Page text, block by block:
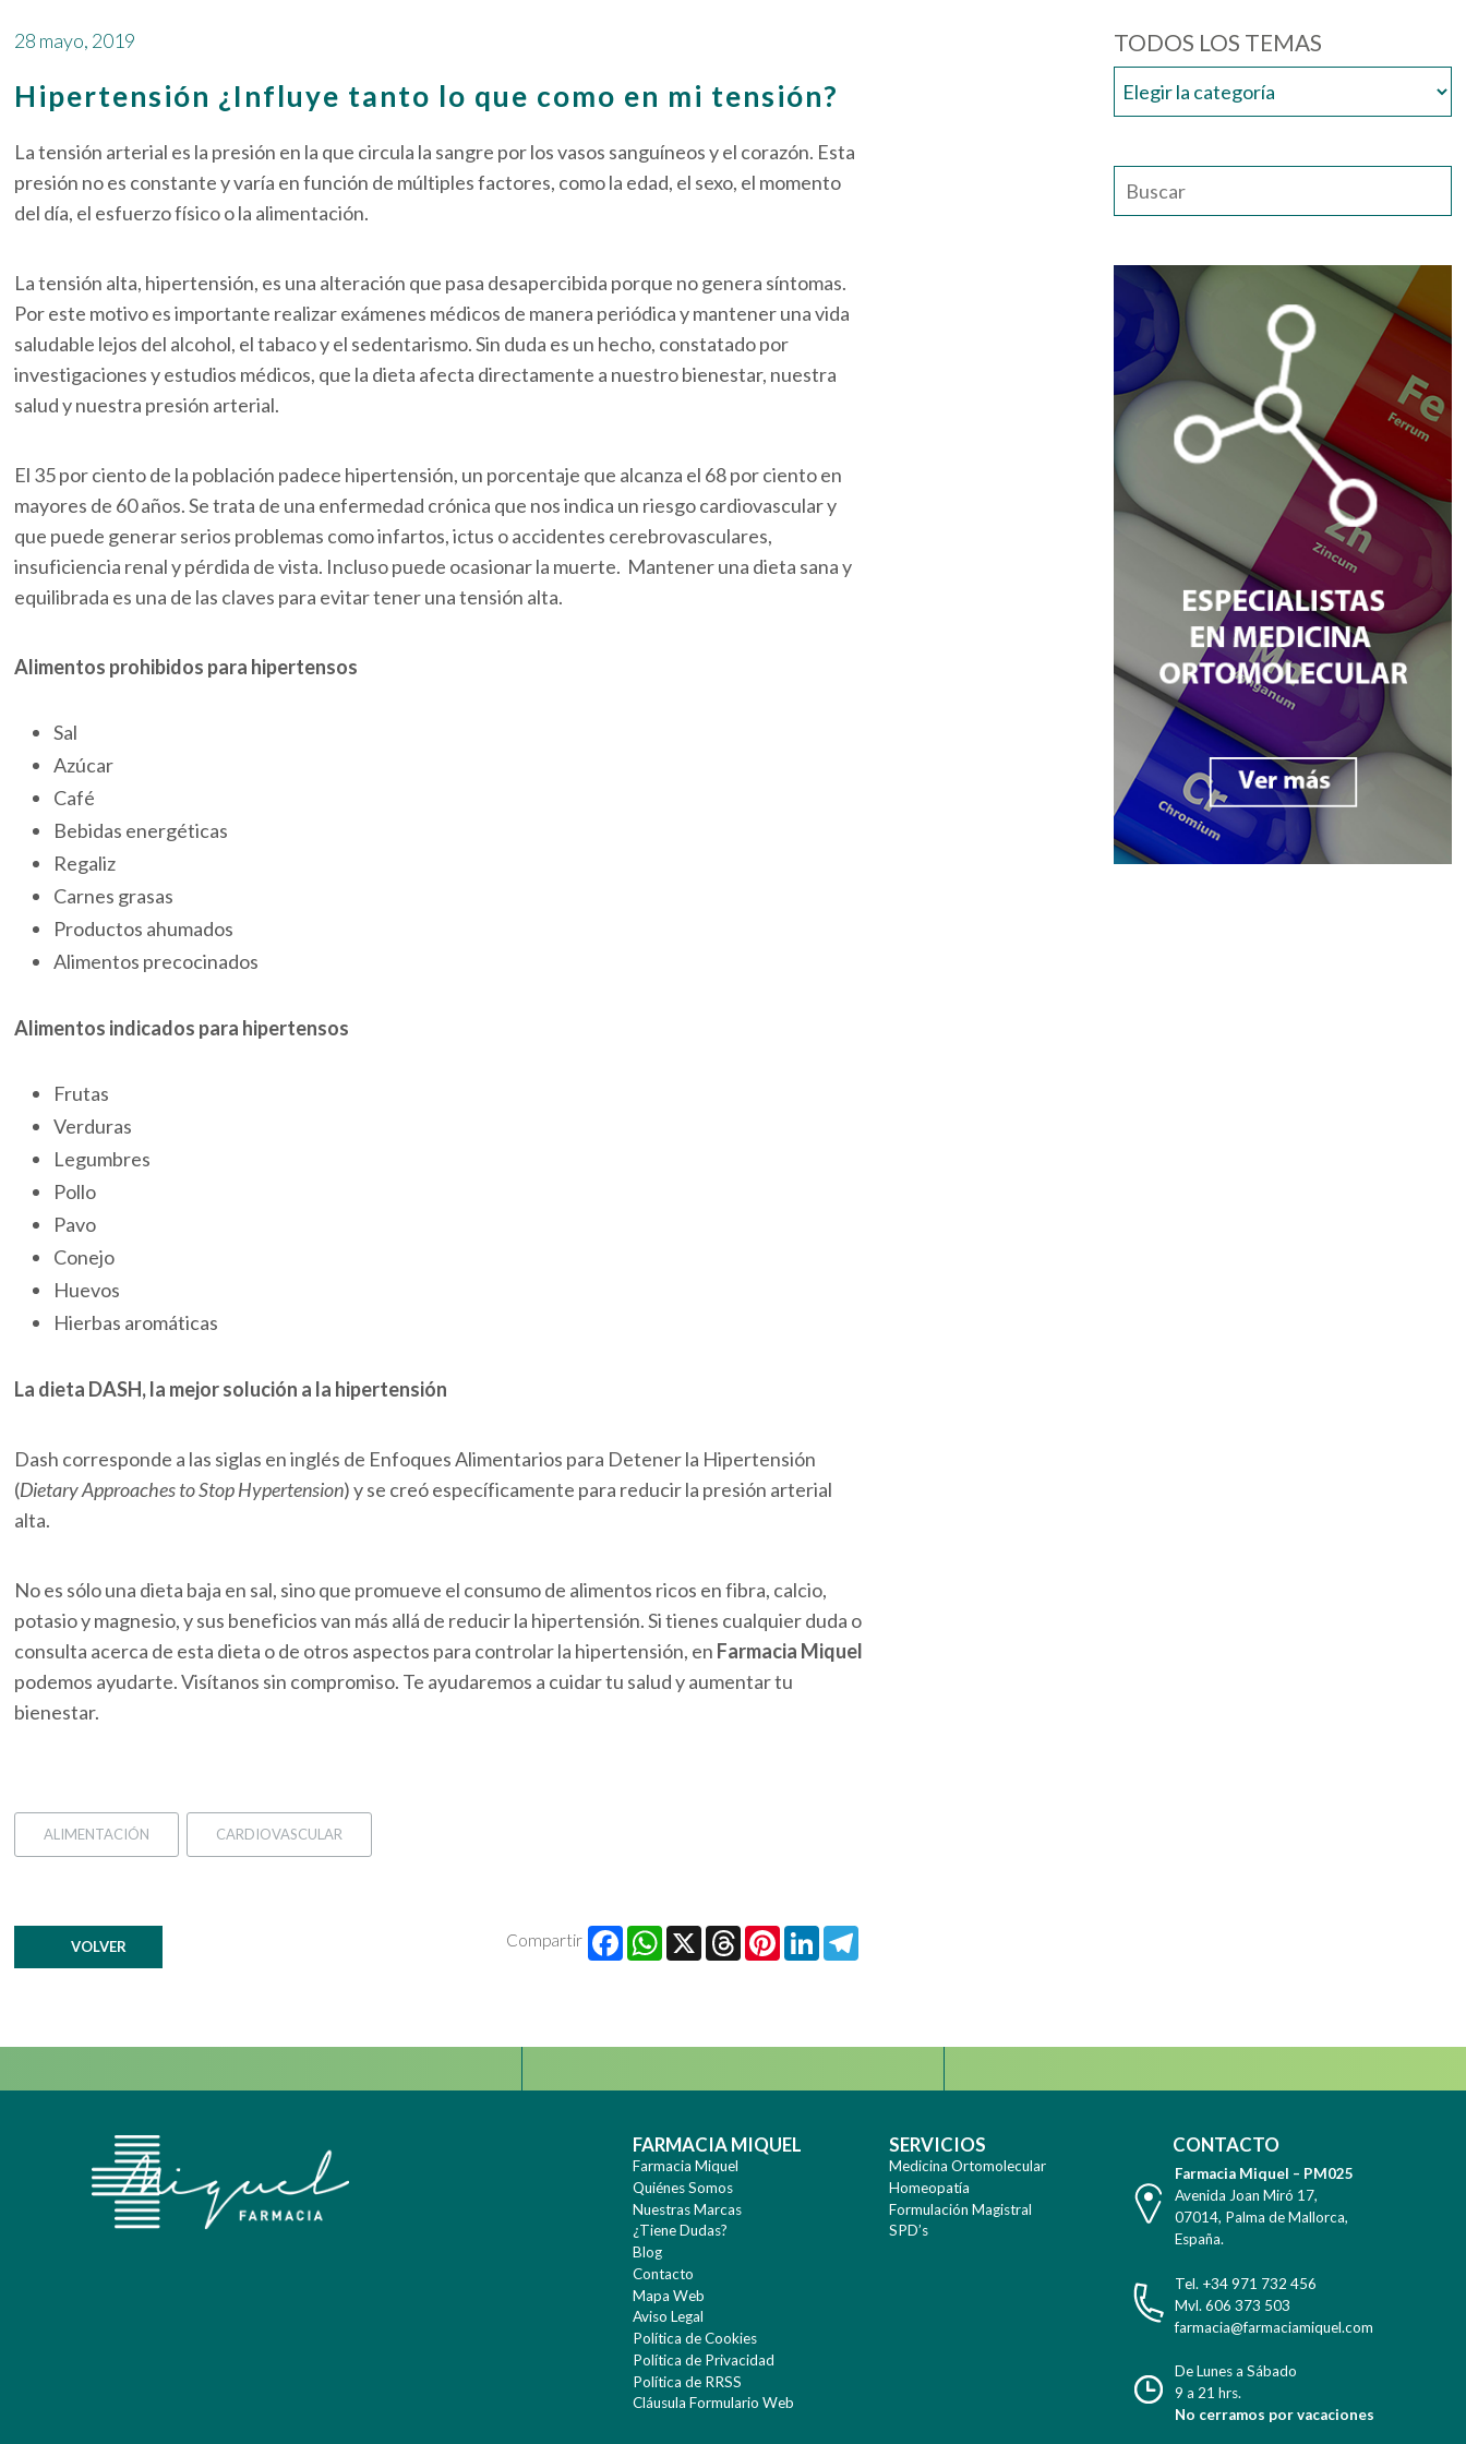
28 mayo, 2019
Hipertensión ¿Influye tanto lo que como en mi tensión?
La tensión arterial es la presión en la que circula la sangre por los vasos sanguíneos y el corazón. Esta
presión no es constante y varía en función de múltiples factores, como la edad, el sexo, el momento
del día, el esfuerzo físico o la alimentación.
La tensión alta, hipertensión, es una alteración que pasa desapercibida porque no genera síntomas.
Por este motivo es importante realizar exámenes médicos de manera periódica y mantener una vida
saludable lejos del alcohol, el tabaco y el sedentarismo. Sin duda es un hecho, constatado por
investigaciones y estudios médicos, que la dieta afecta directamente a nuestro bienestar, nuestra
salud y nuestra presión arterial.
El 35 por ciento de la población padece hipertensión, un porcentaje que alcanza el 68 por ciento en
mayores de 60 años. Se trata de una enfermedad crónica que nos indica un riesgo cardiovascular y
que puede generar serios problemas como infartos, ictus o accidentes cerebrovasculares,
insuficiencia renal y pérdida de vista. Incluso puede ocasionar la muerte. Mantener una dieta sana y
equilibrada es una de las claves para evitar tener una tensión alta.
Alimentos prohibidos para hipertensos
Sal
Azúcar
Café
Bebidas energéticas
Regaliz
Carnes grasas
Productos ahumados
Alimentos precocinados
Alimentos indicados para hipertensos
Frutas
Verduras
Legumbres
Pollo
Pavo
Conejo
Huevos
Hierbas aromáticas
La dieta DASH, la mejor solución a la hipertensión
Dash corresponde a las siglas en inglés de Enfoques Alimentarios para Detener la Hipertensión
(Dietary Approaches to Stop Hypertension) y se creó específicamente para reducir la presión arterial
alta.
No es sólo una dieta baja en sal, sino que promueve el consumo de alimentos ricos en fibra, calcio,
potasio y magnesio, y sus beneficios van más allá de reducir la hipertensión. Si tienes cualquier duda o
consulta acerca de esta dieta o de otros aspectos para controlar la hipertensión, en Farmacia Miquel
podemos ayudarte. Visítanos sin compromiso. Te ayudaremos a cuidar tu salud y aumentar tu
bienestar.
ALIMENTACIÓN CARDIOVASCULAR
VOLVER Compartir Facebook
WhatsApp
X Threads
Pinterest
LinkedIn
TODOS LOS TEMAS
TODOS
LOS
TEMAS
FARMACIA MIQUEL
Farmacia Miquel
Quiénes Somos
Nuestras Marcas
¿Tiene Dudas?
Blog
Contacto
Mapa Web
Aviso Legal
Política de Cookies
Política de Privacidad
Política de RRSS
Cláusula Formulario Web
SERVICIOS
Medicina Ortomolecular
Homeopatía
Formulación Magistral
SPD’s
CONTACTO
Farmacia Miquel – PM025
Dirección
Avenida Joan Miró 17,
07014, Palma de Mallorca,
España.
Teléfono
Tel. +34 971 732 456
Celular
Mvl. 606 373 503
E-
farmacia@farmaciamiquel.com
Horario
De Lunes a Sábado
9 a 21 hrs.
No cerramos por vacaciones